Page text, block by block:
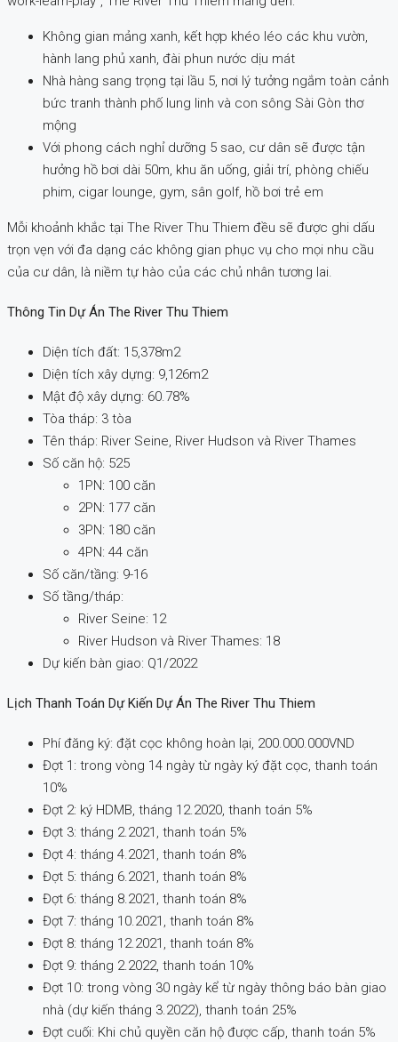
Không gian mảng xanh, kết hợp khéo léo các khu vườn,
hành lang phủ xanh, đài phun nước dịu mát
Nhà hàng sang trọng tại lầu 5, nơi lý tưởng ngắm toàn cảnh
bức tranh thành phố lung linh và con sông Sài Gòn thơ
mộng
Với phong cách nghỉ dưỡng 5 sao, cư dân sẽ được tận
hưởng hồ bơi dài 50m, khu ăn uống, giải trí, phòng chiếu
phim, cigar lounge, gym, sân golf, hồ bơi trẻ em
Mỗi khoảnh khắc tại The River Thu Thiem đều sẽ được ghi dấu
trọn vẹn với đa dạng các không gian phục vụ cho mọi nhu cầu
của cư dân, là niềm tự hào của các chủ nhân tương lai.
Thông Tin Dự Án The River Thu Thiem
Diện tích đất: 15,378m2
Diện tích xây dựng: 9,126m2
Mật độ xây dựng: 60.78%
Tòa tháp: 3 tòa
Tên tháp: River Seine, River Hudson và River Thames
Số căn hộ: 525
1PN: 100 căn
2PN: 177 căn
3PN: 180 căn
4PN: 44 căn
Số căn/tầng: 9-16
Số tầng/tháp:
River Seine: 12
River Hudson và River Thames: 18
Dự kiến bàn giao: Q1/2022
Lịch Thanh Toán Dự Kiến Dự Án The River Thu Thiem
Phí đăng ký: đặt cọc không hoàn lại, 200.000.000VND
Đợt 1: trong vòng 14 ngày từ ngày ký đặt cọc, thanh toán
10%
Đợt 2: ký HDMB, tháng 12.2020, thanh toán 5%
Đợt 3: tháng 2.2021, thanh toán 5%
Đợt 4: tháng 4.2021, thanh toán 8%
Đợt 5: tháng 6.2021, thanh toán 8%
Đợt 6: tháng 8.2021, thanh toán 8%
Đợt 7: tháng 10.2021, thanh toán 8%
Đợt 8: tháng 12.2021, thanh toán 8%
Đợt 9: tháng 2.2022, thanh toán 10%
Đợt 10: trong vòng 30 ngày kể từ ngày thông báo bàn giao
nhà (dự kiến tháng 3.2022), thanh toán 25%
Đợt cuối: Khi chủ quyền căn hộ được cấp, thanh toán 5%